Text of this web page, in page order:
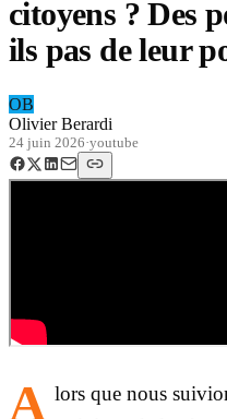
citoyens ? Des
ils pas de leur
OB
Olivier Berardi
24 juin 2026·youtube
A lors que nous